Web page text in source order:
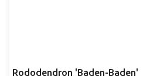
Rododendron 'Baden-Baden'